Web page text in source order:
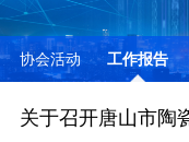
协会活动 工作报告
关于召开唐山市陶